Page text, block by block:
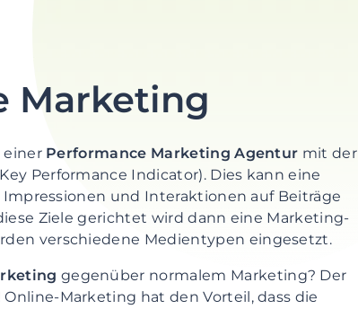
Marketing
einer Performance Marketing Agentur mit der
Performance Indicator). Dies kann eine
und Interaktionen auf Beiträge
Ziele gerichtet wird dann eine Marketing-
verschiedene Medientypen eingesetzt.
gegenüber normalem Marketing? Der
Marketing hat den Vorteil, dass die